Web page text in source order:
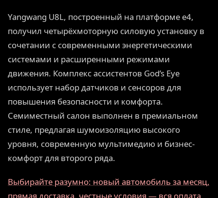
Yangwang U8L, построенный на платформе e4,
получил четырёхмоторную силовую установку в
сочетании с современными энергетическими
системами и расширенными режимами
движения. Комплекс ассистентов God’s Eye
использует набор датчиков и сенсоров для
повышения безопасности и комфорта.
Семиместный салон выполнен в премиальном
стиле, предлагая шумоизоляцию высокого
уровня, современную мультимедию и бизнес-
комфорт для второго ряда.
Выбирайте разумно: новый автомобиль за месяц,
прямая доставка, честные условия — вся оплата